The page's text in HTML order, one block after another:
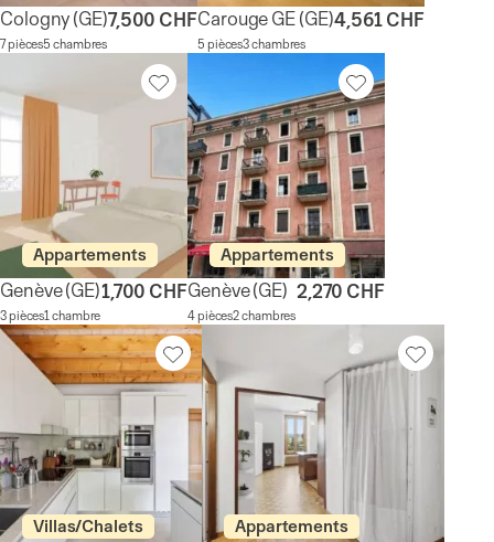
Cologny(GE)
7 pièces5 chambres
7,500 CHFCarouge GE(GE)
5 pièces3 chambres
4,561 CHF
Appartements
Genève(GE)
3 pièces1 chambre
1,700 CHF
Appartements
Genève(GE)
4 pièces2 chambres
2,270 CHF
Villas/Chalets Appartements